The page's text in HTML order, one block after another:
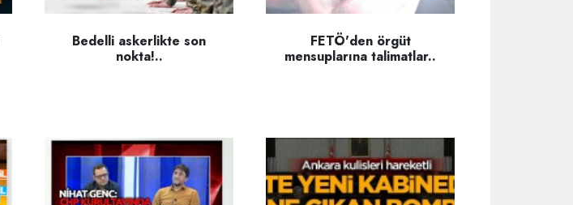
Bedelli askerlikte son
nokta!..
FETÖ'den örgüt
mensuplarına talimatlar..